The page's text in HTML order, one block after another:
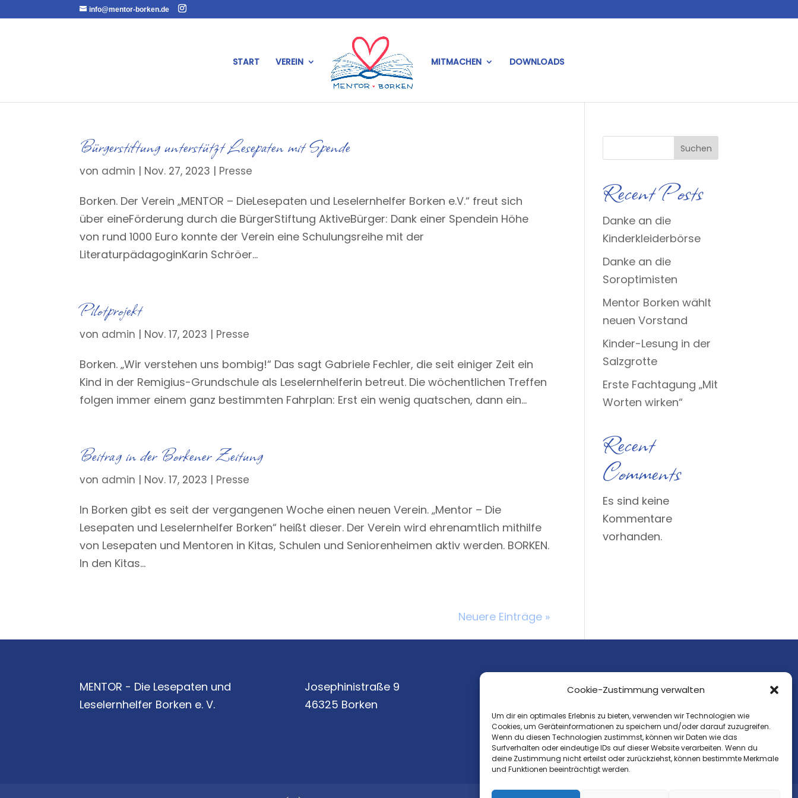
Cookie-Zustimmung verwalten
Um dir ein optimales Erlebnis zu bieten, verwenden wir Technologien wie
Cookies, um Geräteinformationen zu speichern und/oder darauf zuzugreifen.
Wenn du diesen Technologien zustimmst, können wir Daten wie das
Surfverhalten oder eindeutige IDs auf dieser Website verarbeiten. Wenn du
deine Zustimmung nicht erteilst oder zurückziehst, können bestimmte Merkmale
und Funktionen beeinträchtigt werden.
info@mentor-borken.de
START VEREIN MITMACHEN DOWNLOADS
Bürgerstiftung unterstützt Lesepaten mit Spende
von admin | Nov. 27, 2023 | Presse
Borken. Der Verein „MENTOR – DieLesepaten und Leselernhelfer Borken e.V.“ freut sich
über eineFörderung durch die BürgerStiftung AktiveBürger: Dank einer Spendein Höhe
von rund 1000 Euro konnte der Verein eine Schulungsreihe mit der
LiteraturpädagoginKarin Schröer...
Pilotprojekt
von admin | Nov. 17, 2023 | Presse
Borken. „Wir verstehen uns bombig!“ Das sagt Gabriele Fechler, die seit einiger Zeit ein
Kind in der Remigius-Grundschule als Leselernhelferin betreut. Die wöchentlichen Treffen
folgen immer einem ganz bestimmten Fahrplan: Erst ein wenig quatschen, dann ein...
Beitrag in der Borkener Zeitung
von admin | Nov. 17, 2023 | Presse
In Borken gibt es seit der vergangenen Woche einen neuen Verein. „Mentor – Die
Lesepaten und Leselernhelfer Borken“ heißt dieser. Der Verein wird ehrenamtlich mithilfe
von Lesepaten und Mentoren in Kitas, Schulen und Seniorenheimen aktiv werden. BORKEN.
In den Kitas...
Neuere Einträge »
Suchen
Recent Posts
Danke an die
Kinderkleiderbörse
Danke an die
Soroptimisten
Mentor Borken wählt
neuen Vorstand
Kinder-Lesung in der
Salzgrotte
Erste Fachtagung „Mit
Worten wirken“
Recent
Comments
Es sind keine
Kommentare
vorhanden.
MENTOR - Die Lesepaten und
Leselernhelfer Borken e. V.
Josephinistraße 9
46325 Borken
Tel.: 02861- 9089304